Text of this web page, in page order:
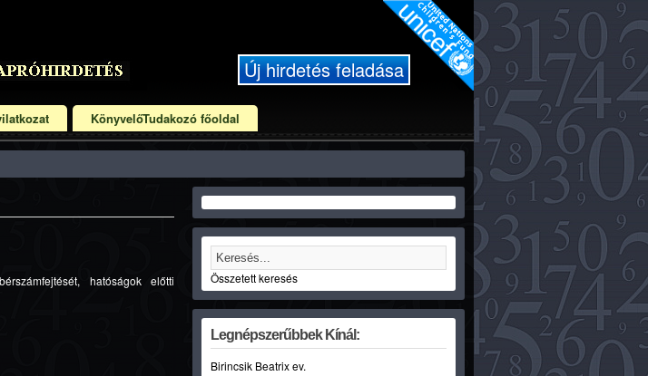
Új hirdetés feladása
KönyvelőTudakozó főoldal
hatóságok előtti
Összetett keresés
Legnépszerűbbek Kínál:
Birincsik Beatrix ev.